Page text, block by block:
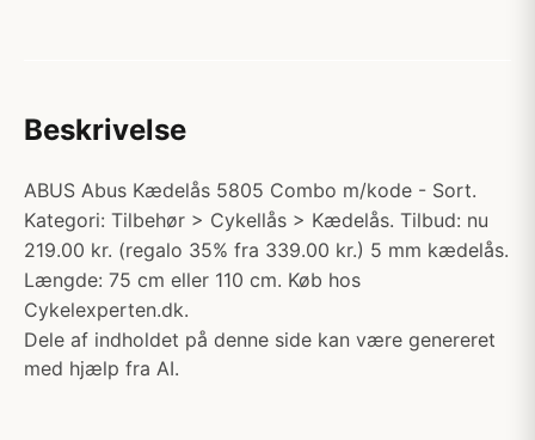
Beskrivelse
ABUS Abus Kædelås 5805 Combo m/kode - Sort.
Kategori: Tilbehør > Cykellås > Kædelås. Tilbud: nu
219.00 kr. (regalo 35% fra 339.00 kr.) 5 mm kædelås.
Længde: 75 cm eller 110 cm. Køb hos
Cykelexperten.dk.
Dele af indholdet på denne side kan være genereret
med hjælp fra AI.